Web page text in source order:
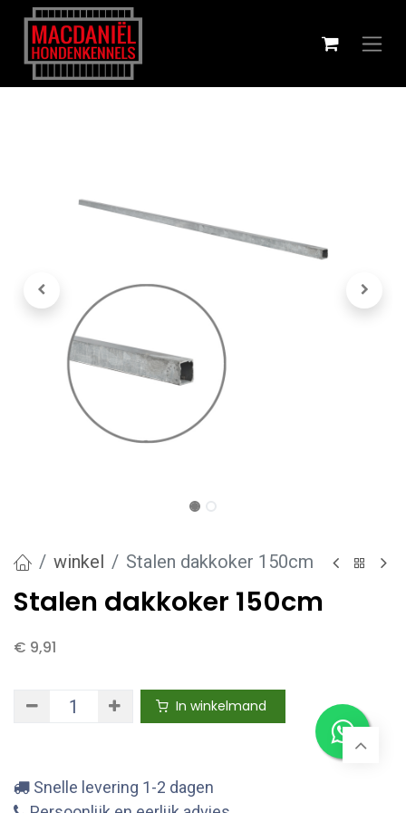
winkel Stalen dakkoker 150cm
Stalen dakkoker 150cm
€ 9,91
In winkelmand
Snelle levering 1-2 dagen